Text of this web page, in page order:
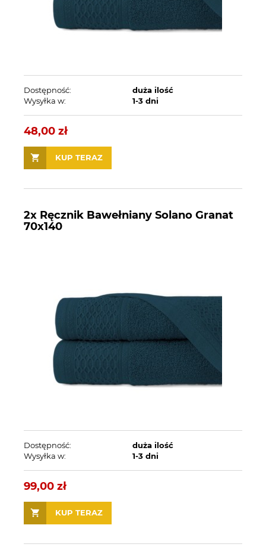
Dostępność:
duża ilość
Wysyłka w:
1-3 dni
48,00 zł
KUP TERAZ
2x Ręcznik Bawełniany Solano Granat
70x140
Dostępność:
duża ilość
Wysyłka w:
1-3 dni
99,00 zł
KUP TERAZ